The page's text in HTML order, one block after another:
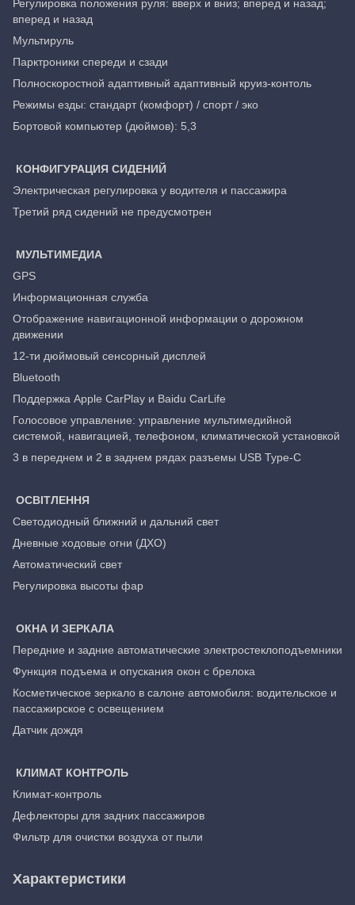
Регулировка положения руля: вверх и вниз; вперед и назад;
вперед и назад
Мультируль
Парктроники спереди и сзади
Полноскоростной адаптивный адаптивный круиз-контоль
Режимы езды: стандарт (комфорт) / спорт / эко
Бортовой компьютер (дюймов): 5,3
КОНФИГУРАЦИЯ СИДЕНИЙ
Электрическая регулировка у водителя и пассажира
Третий ряд сидений не предусмотрен
МУЛЬТИМЕДИА
GPS
Информационная служба
Отображение навигационной информации о дорожном
движении
12-ти дюймовый сенсорный дисплей
Bluetooth
Поддержка Apple CarPlay и Baidu CarLife
Голосовое управление: управление мультимедийной
системой, навигацией, телефоном, климатической установкой
3 в переднем и 2 в заднем рядах разъемы USB Type-C
ОСВІТЛЕННЯ
Светодиодный ближний и дальний свет
Дневные ходовые огни (ДХО)
Автоматический свет
Регулировка высоты фар
ОКНА И ЗЕРКАЛА
Передние и задние автоматические электростеклоподъемники
Функция подъема и опускания окон с брелока
Косметическое зеркало в салоне автомобиля: водительское и
пассажирское с освещением
Датчик дождя
КЛИМАТ КОНТРОЛЬ
Климат-контроль
Дефлекторы для задних пассажиров
Фильтр для очистки воздуха от пыли
Характеристики